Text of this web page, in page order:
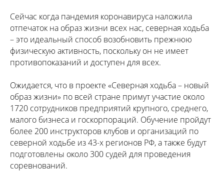
Сейчас когда пандемия коронавируса наложила
отпечаток на образ жизни всех нас, северная ходьба
– это идеальный способ возобновить прежнюю
физическую активность, поскольку он не имеет
противопоказаний и доступен для всех.
Ожидается, что в проекте «Северная ходьба – новый
образ жизни» по всей стране примут участие около
1720 сотрудников предприятий крупного, среднего,
малого бизнеса и госкорпораций. Обучение пройдут
более 200 инструкторов клубов и организаций по
северной ходьбе из 43-х регионов РФ, а также будут
подготовлены около 300 судей для проведения
соревнований.